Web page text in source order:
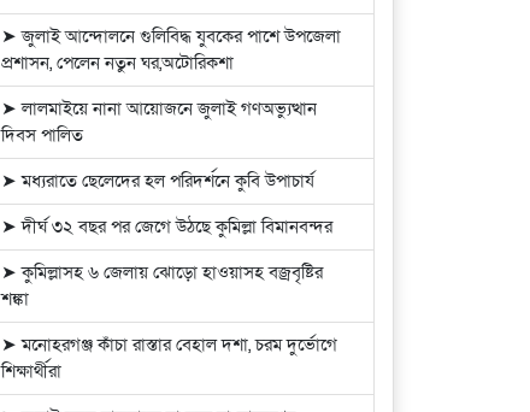
➤ জুলাই আন্দোলনে গুলিবিদ্ধ যুবকের পাশে উপজেলা
প্রশাসন, পেলেন নতুন ঘর,অটোরিকশা
➤ লালমাইয়ে নানা আয়োজনে জুলাই গণঅভ্যুত্থান
দিবস পালিত
➤ মধ্যরাতে ছেলেদের হল পরিদর্শনে কুবি উপাচার্য
➤ দীর্ঘ ৩২ বছর পর জেগে উঠছে কুমিল্লা বিমানবন্দর
➤ কুমিল্লাসহ ৬ জেলায় ঝোড়ো হাওয়াসহ বজ্রবৃষ্টির
শঙ্কা
➤ মনোহরগঞ্জ কাঁচা রাস্তার বেহাল দশা, চরম দুর্ভোগে
শিক্ষার্থীরা